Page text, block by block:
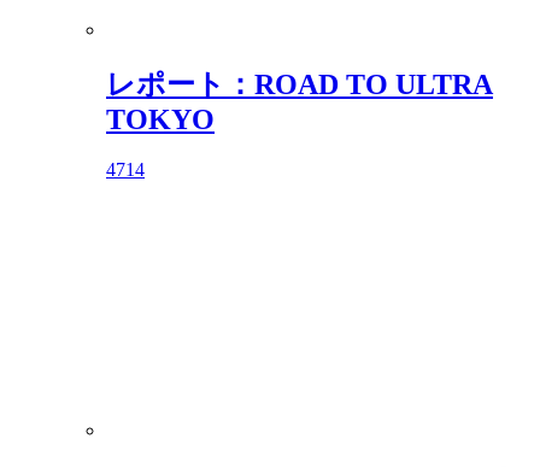
レポート：ROAD TO ULTRA
TOKYO
4714